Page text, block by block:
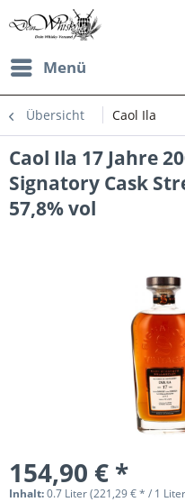
Menü
Übersicht Caol Ila
Caol Ila 17 Jahre
Signatory Cask
57,8% vol
154,90 € *
Inhalt:0.7 Liter (221,29 € * / 1